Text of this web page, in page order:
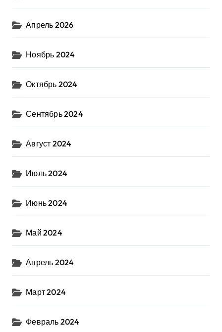
Апрель 2026
Ноябрь 2024
Октябрь 2024
Сентябрь 2024
Август 2024
Июль 2024
Июнь 2024
Май 2024
Апрель 2024
Март 2024
Февраль 2024